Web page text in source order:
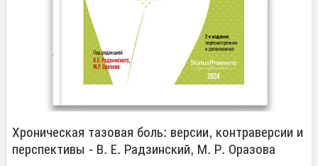
Хроническая тазовая боль: версии, контраверсии и
перспективы - В. Е. Радзинский, М. Р. Оразова